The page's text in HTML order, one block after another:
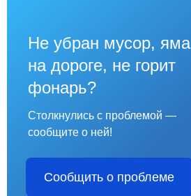
Не убран мусор, яма
на дороге, не горит
фонарь?
Столкнулись с проблемой —
сообщите о ней!
Сообщить о проблеме